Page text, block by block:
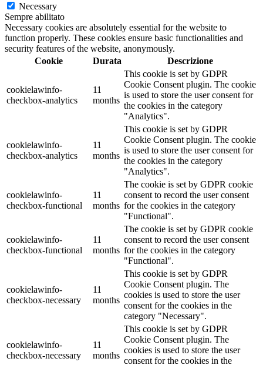
Necessary
Sempre abilitato
Necessary cookies are absolutely essential for the website to
function properly. These cookies ensure basic functionalities and
security features of the website, anonymously.
Cookie
Durata Descrizione
cookielawinfo-
checkbox-analytics
11
months
This cookie is set by GDPR
Cookie Consent plugin. The cookie
is used to store the user consent for
the cookies in the category
"Analytics".
cookielawinfo-
checkbox-analytics
11
months
This cookie is set by GDPR
Cookie Consent plugin. The cookie
is used to store the user consent for
the cookies in the category
"Analytics".
cookielawinfo-
checkbox-functional
11
months
The cookie is set by GDPR cookie
consent to record the user consent
for the cookies in the category
"Functional".
cookielawinfo-
checkbox-functional
11
months
The cookie is set by GDPR cookie
consent to record the user consent
for the cookies in the category
"Functional".
cookielawinfo-
checkbox-necessary
11
months
This cookie is set by GDPR
Cookie Consent plugin. The
cookies is used to store the user
consent for the cookies in the
category "Necessary".
cookielawinfo-
checkbox-necessary
11
months
This cookie is set by GDPR
Cookie Consent plugin. The
cookies is used to store the user
consent for the cookies in the